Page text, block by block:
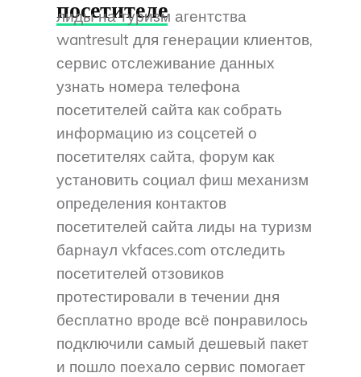
посетителе
лиды на туризм агентства
wantresult для генерации клиентов,
сервис отслеживание данных
узнать номера телефона
посетителей сайта как собрать
информацию из соцсетей о
посетителях сайта, форум как
установить социал фиш механизм
определения контактов
посетителей сайта лиды на туризм
барнаул vkfaces.com отследить
посетителей отзовиков
протестировали в течении дня
бесплатно вроде всё понравилось
подключили самый дешевый пакет
и пошло поехало сервис помогает